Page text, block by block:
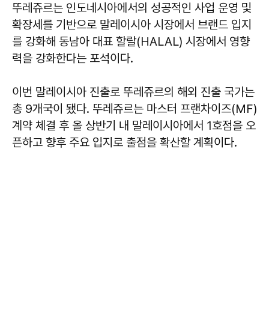
뚜레쥬르는 인도네시아에서의 성공적인 사업 운영 및
확장세를 기반으로 말레이시아 시장에서 브랜드 입지
를 강화해 동남아 대표 할랄(HALAL) 시장에서 영향
력을 강화한다는 포석이다.
이번 말레이시아 진출로 뚜레쥬르의 해외 진출 국가는
총 9개국이 됐다. 뚜레쥬르는 마스터 프랜차이즈(MF)
계약 체결 후 올 상반기 내 말레이시아에서 1호점을 오
픈하고 향후 주요 입지로 출점을 확산할 계획이다.